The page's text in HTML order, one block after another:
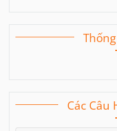
Các Câu